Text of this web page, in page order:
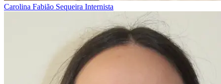
Carolina Fabião Sequeira Internista